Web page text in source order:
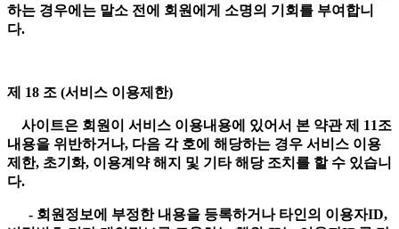
하는 경우에는 말소 전에 회원에게 소명의 기회를 부여합니
다.
제 18 조 (서비스 이용제한)
사이트은 회원이 서비스 이용내용에 있어서 본 약관 제 11조
내용을 위반하거나, 다음 각 호에 해당하는 경우 서비스 이용
제한, 초기화, 이용계약 해지 및 기타 해당 조치를 할 수 있습니
다.
- 회원정보에 부정한 내용을 등록하거나 타인의 이용자ID,